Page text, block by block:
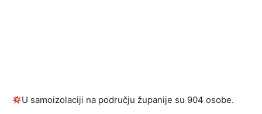
U samoizolaciji na području županije su 904 osobe.